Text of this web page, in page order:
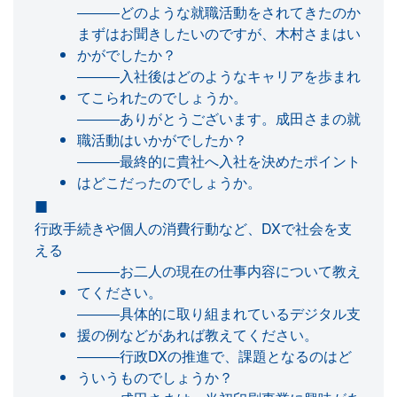
―――どのような就職活動をされてきたのか
まずはお聞きしたいのですが、木村さまはい
かがでしたか？
―――入社後はどのようなキャリアを歩まれ
てこられたのでしょうか。
―――ありがとうございます。成田さまの就
職活動はいかがでしたか？
―――最終的に貴社へ入社を決めたポイント
はどこだったのでしょうか。
行政手続きや個人の消費行動など、DXで社会を支
える
―――お二人の現在の仕事内容について教え
てください。
―――具体的に取り組まれているデジタル支
援の例などがあれば教えてください。
―――行政DXの推進で、課題となるのはど
ういうものでしょうか？